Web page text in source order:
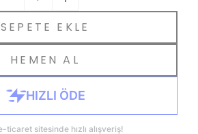
SEPETE EKLE
HEMEN AL